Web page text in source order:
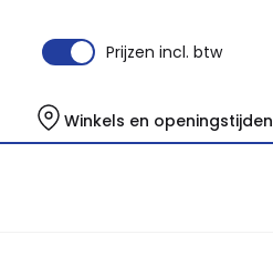
Prijzen incl. btw
Winkels en openingstijden